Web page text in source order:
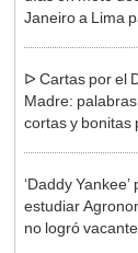
Janeiro a Lima
ᐅ Cartas por el
Madre:
cortas y bonitas
‘Daddy
estudiar
no logró